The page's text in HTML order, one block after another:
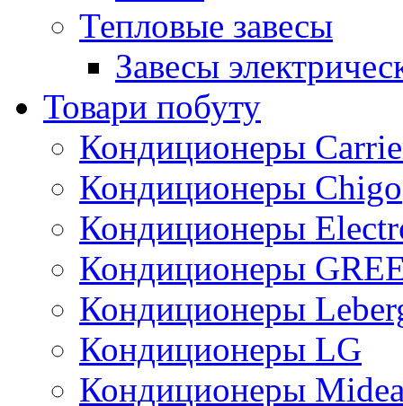
Тепловые завесы
Завесы
Товари побуту
Кондиционеры
Кондиционеры Chigo
Кондиционеры
Кондиционеры
Кондиционеры
Кондиционеры LG
Кондиционеры